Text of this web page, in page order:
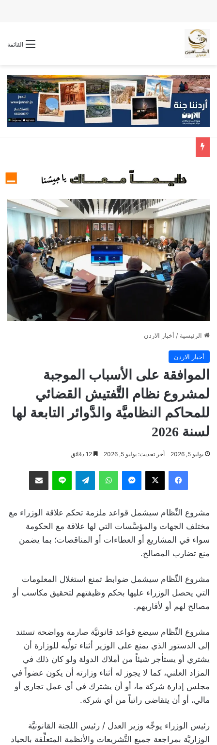
القائمة
الرئيسية / أخبار الاردن
أخبار الاردن
الموافقة على الأسباب الموجبة
لمشروع نظام التَّفتيش القضائي
للمحاكم النظاميَّة والدَّوائر التابعة لها
لسنة 2026
يوليو 5, 2026 آخر تحديث: يوليو 5, 2026
فيسبوك ‫X ماسنجر واتساب تيلقرام لاين مشاركة عبر البريد
مشروع النِّظام سيشمل قواعد ملزمة تحكم علاقة الوزراء مع
مختلف الجهات والمؤسَّسات التي لها علاقة مع الحكومة
سواء في المشاريع أو العطاءات أو المناقصات؛ بما يضمن
منع تضارب المصالح.
مشروع النِّظام سيشمل ضوابط تمنع استغلال المعلومات
التي يحصل الوزراء عليها بحكم وظيفتهم لتحقيق مكاسب أو
مصالح لهم أو لأقاربهم.
مشروع النِّظام سيضع قواعد قانونيَّة صارمة وواضحة تستند
إلى الدستور الذي يمنع على الوزير أثناء تولِّيه للوزارة أن
يشتري أو يستأجر شيئاً من أملاك الدولة ولو كان ذلك في
المزاد العلني، كما لا يجوز له أثناء وزارته أن يكون عضواً في
مجلس إدارة شركة ما، أو أن يشترك في أي عمل تجاري أو
مالي، أو أن يتقاضى راتباً من أي شركة.
رئيس الوزراء يوجِّه وزير العدل / رئيس اللجنة القانونيَّة
الوزاريَّة بمراجعة جميع التَّشريعات والأنظمة المتعلِّقة بالحياد